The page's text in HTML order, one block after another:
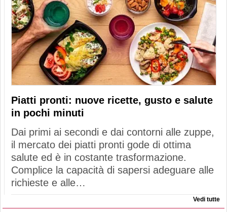
Piatti pronti: nuove ricette, gusto e salute
in pochi minuti
Dai primi ai secondi e dai contorni alle zuppe,
il mercato dei piatti pronti gode di ottima
salute ed è in costante trasformazione.
Complice la capacità di sapersi adeguare alle
richieste e alle…
Vedi tutte